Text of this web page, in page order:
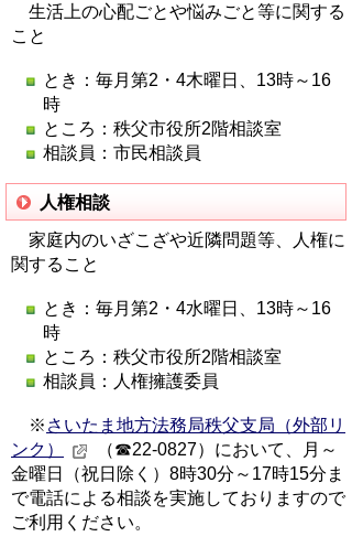
生活上の心配ごとや悩みごと等に関する
こと
とき：毎月第2・4木曜日、13時～16
時
ところ：秩父市役所2階相談室
相談員：市民相談員
人権相談
家庭内のいざこざや近隣問題等、人権に
関すること
とき：毎月第2・4水曜日、13時～16
時
ところ：秩父市役所2階相談室
相談員：人権擁護委員
※ さいたま地方法務局秩父支局（外部リ
ンク）
（☎22‐0827）において、月～
金曜日（祝日除く）8時30分～17時15分ま
で電話による相談を実施しておりますので
ご利用ください。